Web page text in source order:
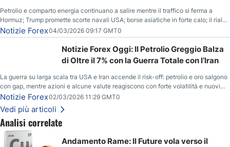
Petrolio e comparto energia continuano a salire mentre il traffico si ferma a
Hormuz; Trump promette scorte navali USA; borse asiatiche in forte calo; il rialzo
del gas naturale mette pressione all’euro.
Notizie Forex04/03/2026 09:17 GMT0
Notizie Forex Oggi: Il Petrolio Greggio Balza
di Oltre il 7% con la Guerra Totale con l’Iran
La guerra su larga scala tra USA e Iran accende il risk-off: petrolio e oro salgono
con gap, mentre azioni e alcune valute reagiscono con forte volatilità e nuovi
livelli da monitorare.
Notizie Forex02/03/2026 11:29 GMT0
Vedi più articoli
Analisi correlate
Andamento Rame: Il Future vola verso il